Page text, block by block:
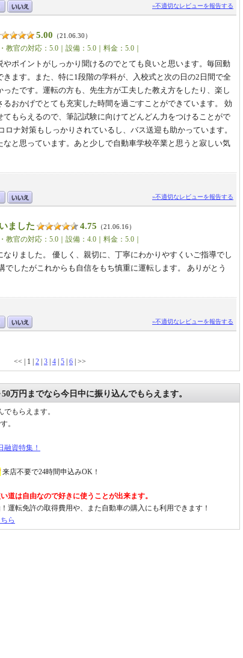
»不適切なレビューを報告する
5.00 （21.06.30）
教官の対応：5.0｜設備：5.0｜料金：5.0｜
やポイントがしっかり聞けるのでとても良いと思います。毎回動
きます。また、特に1段階の学科が、入校式と次の日の2日間で全
たです。運転の方も、先生方が工夫した教え方をしたり、楽し
るおかげでとても充実した時間を過ごすことができています。 効
てもらえるので、筆記試験に向けてどんどん力をつけることがで
ロナ対策もしっかりされているし、バス送迎も助かっています。
なと思っています。あと少しで自動車学校卒業と思うと寂しい気
»不適切なレビューを報告する
ました 4.75 （21.06.16）
教官の対応：5.0｜設備：4.0｜料金：5.0｜
りました。 優しく、親切に、丁寧にわかりやすくいご指導でし
でしたがこれからも自信をもち慎重に運転します。 ありがとう
»不適切なレビューを報告する
<< | 1 | 2 3 4 5 6 | >>
万円までなら今日中に振り込んでもらえます。
もらえます。
。
融資特集！
来店不要で24時間申込みOK！
道は自由なので好きに使うことが出来ます。
運転免許の取得費用や、また自動車の購入にも利用できます！
ら